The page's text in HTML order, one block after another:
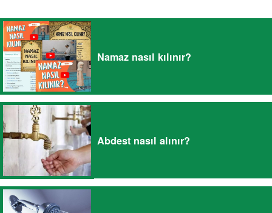
Namaz nasıl kılınır?
Abdest nasıl alınır?